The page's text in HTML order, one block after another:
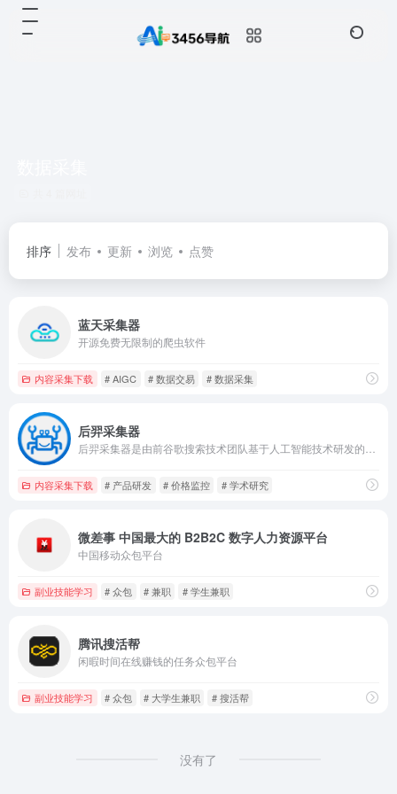
排序 发布 更新 浏览 点赞
蓝天采集器
开源免费无限制的爬虫软件
内容采集下载 # AIGC # 数据交易 # 数据采集
后羿采集器
内容采集下载 # 产品研发 # 价格监控 # 学术研究
微差事 中国最大的 B2B2C 数字人力资源平台
中国移动众包平台
副业技能学习 # 众包 # 兼职 # 学生兼职
腾讯搜活帮
闲暇时间在线赚钱的任务众包平台
副业技能学习 # 众包 # 大学生兼职 # 搜活帮
没有了